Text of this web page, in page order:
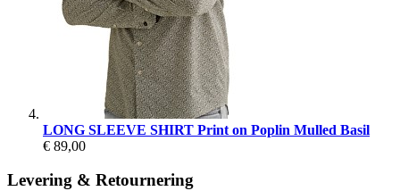
LONG SLEEVE SHIRT Print on Poplin Mulled Basil
€ 89,00
Levering & Retournering